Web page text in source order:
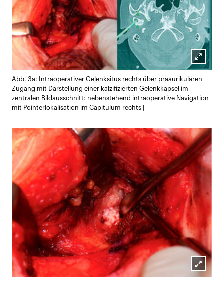
öffnen
Abb. 3a: Intraoperativer Gelenksitus rechts über präaurikulären
Zugang mit Darstellung einer kalzifizierten Gelenkkapsel im
zentralen Bildausschnitt: nebenstehend intraoperative Navigation
mit Pointerlokalisation im Capitulum rechts |